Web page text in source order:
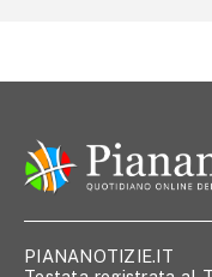
PIANANOTIZIE.IT